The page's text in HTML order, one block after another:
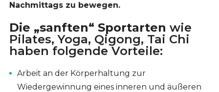
Nachmittags zu bewegen.
Die „sanften“ Sportarten wie
Pilates, Yoga, Qigong, Tai Chi
haben folgende Vorteile:
Arbeit an der Körperhaltung zur
Wiedergewinnung eines inneren und äußeren